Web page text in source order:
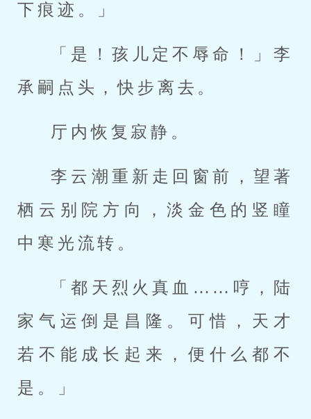
下痕迹。」
「是！孩儿定不辱命！」李
承嗣点头，快步离去。
厅内恢复寂静。
李云潮重新走回窗前，望著
栖云别院方向，淡金色的竖瞳
中寒光流转。
「都天烈火真血……哼，陆
家气运倒是昌隆。可惜，天才
若不能成长起来，便什么都不
是。」